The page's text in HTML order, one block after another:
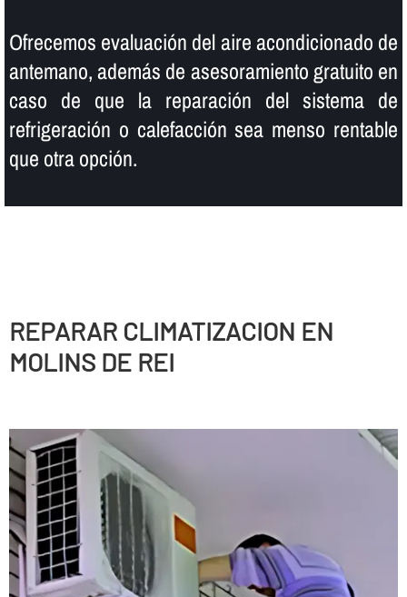
Ofrecemos evaluación del aire acondicionado de
antemano, además de asesoramiento gratuito en
caso de que la reparación del sistema de
refrigeración o calefacción sea menso rentable
que otra opción.
REPARAR CLIMATIZACION EN
MOLINS DE REI